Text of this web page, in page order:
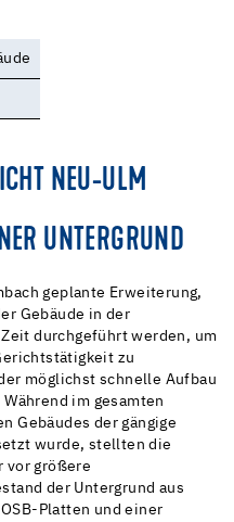
NEU-ULM
UNTERGRUND
geplante Erweiterung,
Gebäude in der
durchgeführt werden, um
zu
möglichst schnelle Aufbau
im gesamten
Gebäudes der gängige
wurde, stellten die
vor größere
der Untergrund aus
Platten und einer